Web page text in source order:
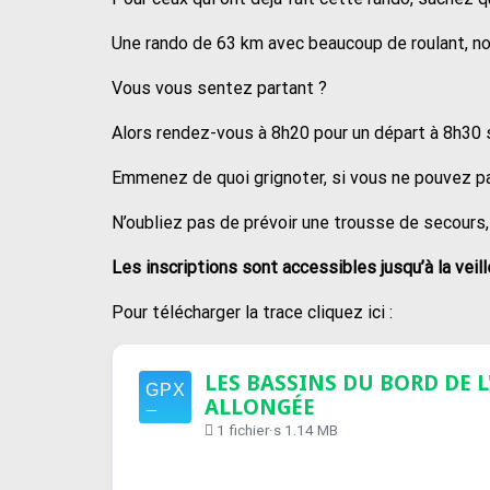
Une rando de 63 km avec beaucoup de roulant,
Vous vous sentez partant ?
Alors rendez-vous à 8h20 pour un départ à
Emmenez de quoi grignoter, si vous ne pouvez
N’oubliez pas de prévoir une trousse de
Les inscriptions sont accessibles jusqu’à la
Pour télécharger la trace cliquez ici :
LES BASSINS DU BORD DE
ALLONGÉE
1 fichier·s 1.14 MB